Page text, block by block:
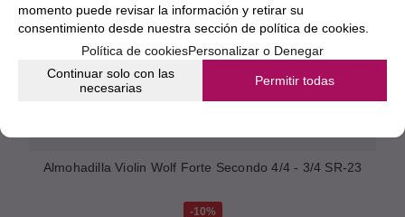
Almohadilla Violin Wolf Forte Secondo 4/4 - 3/4 SR-23
10%
momento puede revisar la información y retirar su
consentimiento desde nuestra sección de política de cookies.
Política de cookiesPersonalizar o Denegar
Continuar solo con las
necesarias
Permitir todas